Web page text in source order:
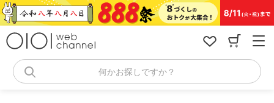
コ
ン
何かお探しですか？